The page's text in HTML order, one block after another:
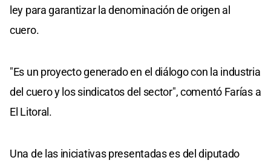
ley para garantizar la denominación de origen al
cuero.
"Es un proyecto generado en el diálogo con la industria
del cuero y los sindicatos del sector", comentó Farías a
El Litoral.
Una de las iniciativas presentadas es del diputado